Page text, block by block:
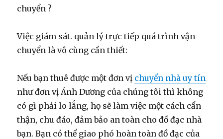
chuyển ?
Việc giám sát. quản lý trực tiếp quá trình vận
chuyển là vô cùng cần thiết:
Nếu bạn thuê được một đơn vị chuyển nhà uy tín
như đơn vị Ánh Dương của chúng tôi thì không
có gì phải lo lắng, họ sẽ làm việc một cách cẩn
thận, chu đáo, đảm bảo an toàn cho đồ đạc nhà
bạn. Bạn có thể giao phó hoàn toàn đồ đạc của